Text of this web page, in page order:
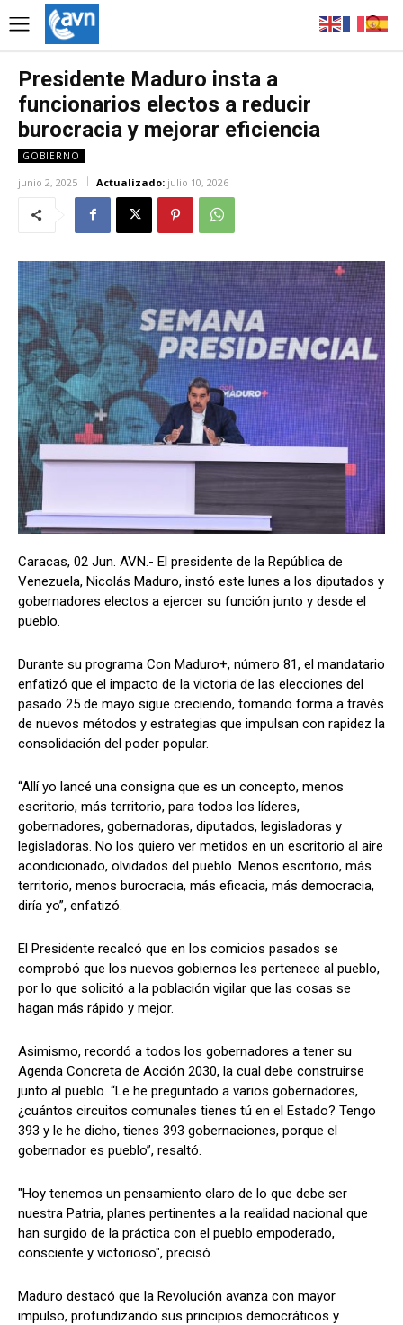
Presidente Maduro insta a
funcionarios electos a reducir
burocracia y mejorar eficiencia
GOBIERNO
junio 2, 2025 Actualizado: julio 10, 2026
Caracas, 02 Jun. AVN.- El presidente de la República de
Venezuela, Nicolás Maduro, instó este lunes a los diputados y
gobernadores electos a ejercer su función junto y desde el
pueblo.
Durante su programa Con Maduro+, número 81, el mandatario
enfatizó que el impacto de la victoria de las elecciones del
pasado 25 de mayo sigue creciendo, tomando forma a través
de nuevos métodos y estrategias que impulsan con rapidez la
consolidación del poder popular.
“Allí yo lancé una consigna que es un concepto, menos
escritorio, más territorio, para todos los líderes,
gobernadores, gobernadoras, diputados, legisladoras y
legisladoras. No los quiero ver metidos en un escritorio al aire
acondicionado, olvidados del pueblo. Menos escritorio, más
territorio, menos burocracia, más eficacia, más democracia,
diría yo”, enfatizó.
El Presidente recalcó que en los comicios pasados se
comprobó que los nuevos gobiernos les pertenece al pueblo,
por lo que solicitó a la población vigilar que las cosas se
hagan más rápido y mejor.
Asimismo, recordó a todos los gobernadores a tener su
Agenda Concreta de Acción 2030, la cual debe construirse
junto al pueblo. “Le he preguntado a varios gobernadores,
¿cuántos circuitos comunales tienes tú en el Estado? Tengo
393 y le he dicho, tienes 393 gobernaciones, porque el
gobernador es pueblo”, resaltó.
"Hoy tenemos un pensamiento claro de lo que debe ser
nuestra Patria, planes pertinentes a la realidad nacional que
han surgido de la práctica con el pueblo empoderado,
consciente y victorioso", precisó.
Maduro destacó que la Revolución avanza con mayor
impulso, profundizando sus principios democráticos y